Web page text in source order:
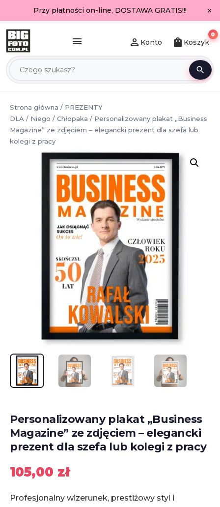
Przy płatności on-line, DOSTAWA GRATIS!!! ×
menu
search
person_outline Konto shopping_bag Koszyk
0
Strona główna / PREZENTY
DLA / Niego / Chłopaka / Personalizowany plakat „Business
Magazine” ze zdjęciem – elegancki prezent dla szefa lub
kolegi z pracy
Personalizowany plakat „Business
Magazine” ze zdjęciem – elegancki
prezent dla szefa lub kolegi z pracy
105,00 zł
Profesjonalny wizerunek, prestiżowy styl i